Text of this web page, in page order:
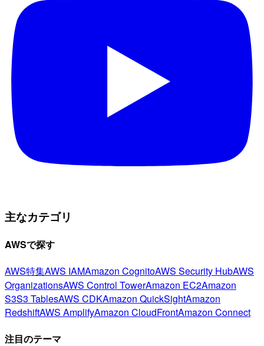
主なカテゴリ
AWSで探す
AWS特集AWS IAMAmazon CognitoAWS Security HubAWS
OrganizationsAWS Control TowerAmazon EC2Amazon
S3S3 TablesAWS CDKAmazon QuickSightAmazon
RedshiftAWS AmplifyAmazon CloudFrontAmazon Connect
注目のテーマ